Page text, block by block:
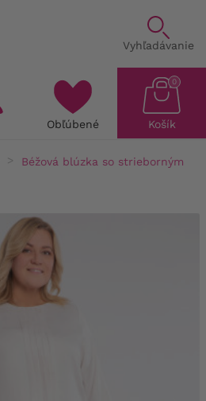
Vyhľadávanie
Obľúbené Košík
0
Béžová blúzka so strieborným